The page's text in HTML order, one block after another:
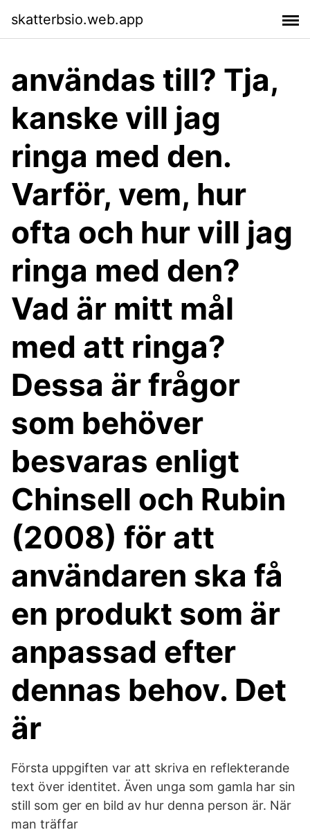
skatterbsio.web.app
användas till? Tja,
kanske vill jag
ringa med den.
Varför, vem, hur
ofta och hur vill jag
ringa med den?
Vad är mitt mål
med att ringa?
Dessa är frågor
som behöver
besvaras enligt
Chinsell och Rubin
(2008) för att
användaren ska få
en produkt som är
anpassad efter
dennas behov. Det
är
Första uppgiften var att skriva en reflekterande
text över identitet. Även unga som gamla har sin
still som ger en bild av hur denna person är. När
man träffar